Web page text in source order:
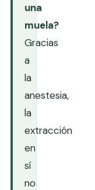
una
muela?
Gracias
a
la
anestesia,
la
extracción
en
sí
no